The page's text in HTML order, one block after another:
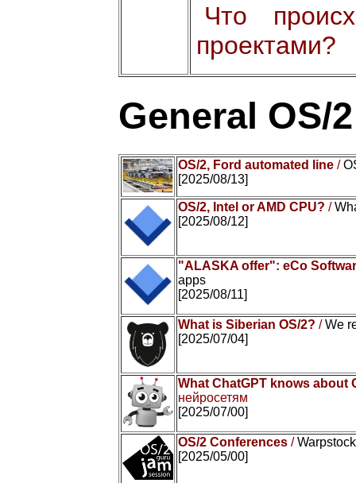
Что
проектами?
General OS/
OS/2, Ford automated line /
[2025/08/13]
OS/2, Intel or AMD CPU? /
[2025/08/12]
"ALASKA offer": eCo
apps
[2025/08/11]
What is Siberian OS/2? /We
[2025/07/04]
What ChatGPT knows about
нейросетям
[2025/07/00]
OS/2 Conferences /
[2025/05/00]